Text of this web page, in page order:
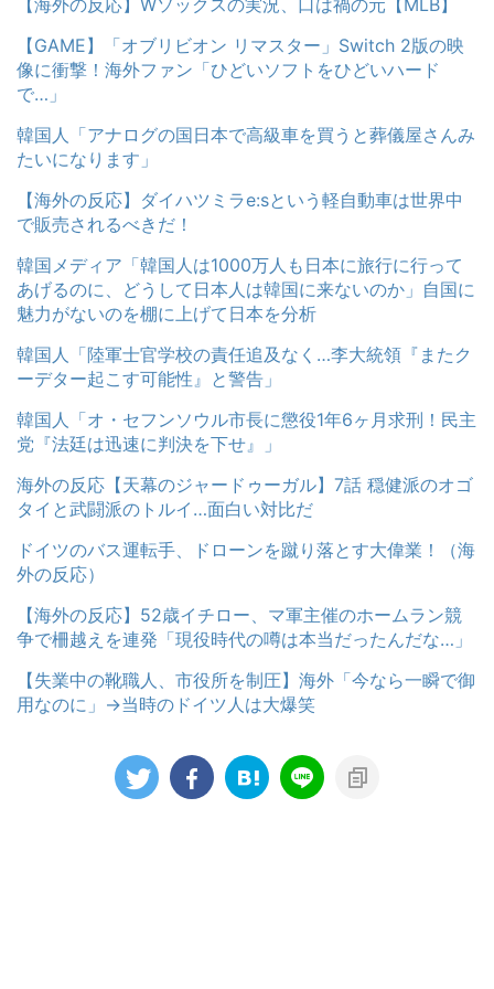
【GAME】「オブリビオン リマスター」Switch 2版の映
像に衝撃！海外ファン「ひどいソフトをひどいハード
で…」
韓国人「アナログの国日本で高級車を買うと葬儀屋さんみ
たいになります」
【海外の反応】ダイハツミラe:sという軽自動車は世界中
で販売されるべきだ！
韓国メディア「韓国人は1000万人も日本に旅行に行って
あげるのに、どうして日本人は韓国に来ないのか」自国に
魅力がないのを棚に上げて日本を分析
韓国人「陸軍士官学校の責任追及なく…李大統領『またク
ーデター起こす可能性』と警告」
韓国人「オ・セフンソウル市長に懲役1年6ヶ月求刑！民主
党『法廷は迅速に判決を下せ』」
海外の反応【天幕のジャードゥーガル】7話 穏健派のオゴ
タイと武闘派のトルイ…面白い対比だ
ドイツのバス運転手、ドローンを蹴り落とす大偉業！（海
外の反応）
【海外の反応】52歳イチロー、マ軍主催のホームラン競
争で柵越えを連発「現役時代の噂は本当だったんだな…」
【失業中の靴職人、市役所を制圧】海外「今なら一瞬で御
用なのに」→当時のドイツ人は大爆笑